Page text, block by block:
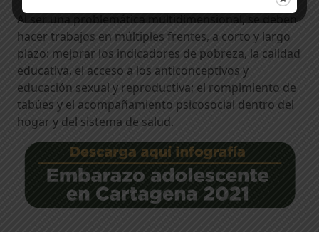
Al ser una problemática multidimensional, se deben
hacer trabajos en múltiples frentes, a corto y largo
plazo: mejorar los indicadores de pobreza, la calidad
educativa, el acceso a los anticonceptivos y
educación sexual y reproductiva; el rompimiento de
tabúes y el acompañamiento psicosocial dentro del
hogar y del sistema de salud.